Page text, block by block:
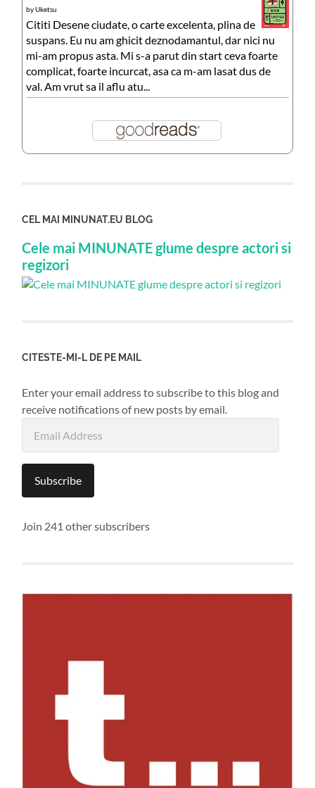
byUketsu
Cititi Desene ciudate, o carte excelenta, plina de
suspans. Eu nu am ghicit deznodamantul, dar nici nu
mi-am propus asta. Mi s-a parut din start ceva foarte
complicat, foarte incurcat, asa ca m-am lasat dus de
val. Am vrut sa il aflu atu...
CEL MAI MINUNAT.EU BLOG
Cele mai MINUNATE glume despre actori si
regizori
CITESTE-MI-L DE PE MAIL
Enter your email address to subscribe to this blog and
receive notifications of new posts by email.
Address
Subscribe
Join 241 other subscribers